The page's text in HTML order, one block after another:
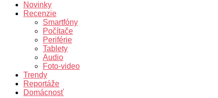
Novinky
Recenzie
Smartfóny
Počítače
Periférie
Tablety
Audio
Foto-video
Trendy
Reportáže
Domácnosť